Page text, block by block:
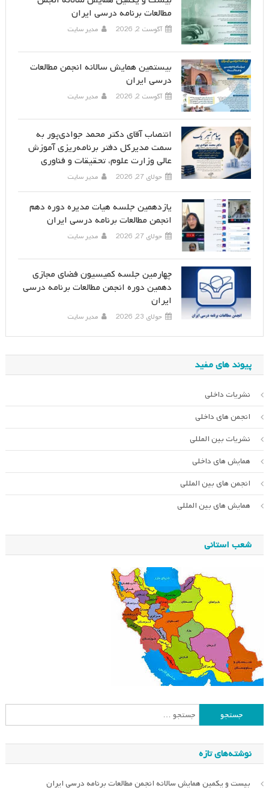
مطالعات برنامه درسی ایران
آگوست 2, 2026 مدیر سایت
بیستمین همایش سالانه انجمن مطالعات
درسی ایران
آگوست 2, 2026 مدیر سایت
انتصاب آقای دکتر محمد جوادی‌پور به
سمت مدیرکل دفتر برنامه‌ریزی آموزش
عالی وزارت علوم، تحقیقات و فناوری
جولای 27, 2026 مدیر سایت
یازدهمین جلسه هیات مدیره دوره دهم
انجمن مطالعات برنامه درسی ایران
جولای 27, 2026 مدیر سایت
چهارمین جلسه کمیسیون فضای مجازی
دهمین دوره انجمن مطالعات برنامه درسی
ایران
جولای 23, 2026 مدیر سایت
پیوند های مفید
نشریات داخلی
انجمن های داخلی
نشریات بین المللی
همایش های داخلی
انجمن های بین المللی
همایش های بین المللی
شعب استانی
جستجو
برای:
نوشته‌های تازه
بیست و یکمین همایش سالانه انجمن مطالعات برنامه درسی ایران